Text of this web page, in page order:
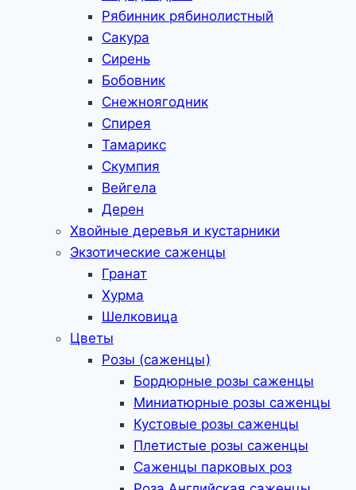
Рябинник рябинолистный
Сакура
Сирень
Бобовник
Снежноягодник
Спирея
Тамарикс
Скумпия
Вейгела
Дерен
Хвойные деревья и кустарники
Экзотические саженцы
Гранат
Хурма
Шелковица
Цветы
Розы (саженцы)
Бордюрные розы саженцы
Миниатюрные розы саженцы
Кустовые розы саженцы
Плетистые розы саженцы
Саженцы парковых роз